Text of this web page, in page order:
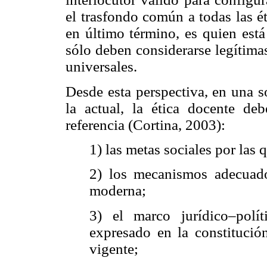
el trasfondo común a todas las
en último término, es quien
sólo deben considerarse
universales.
Desde esta perspectiva, en una
la actual, la ética docente
referencia (Cortina, 2003):
1) las metas sociales por las
2) los mecanismos
moderna;
3) el marco
expresado en la
vigente;